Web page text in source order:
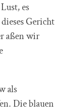
es
Gericht
aßen wir
als
Die blauen